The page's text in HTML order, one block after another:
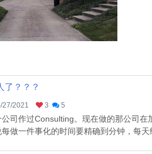
了？？？
27/2021 3 5
司作过Consulting。现在做的那公司
做一件事化的时间要精确到分钟，每